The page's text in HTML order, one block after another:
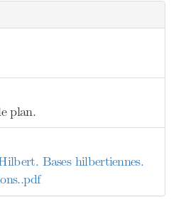
plan.
Bases hilbertiennes.